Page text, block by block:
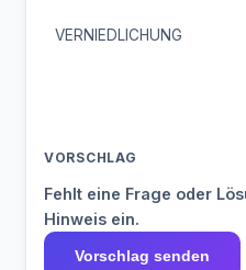
VERNIEDLICHUNG
VORSCHLAG
Fehlt eine Frage oder
Hinweis ein.
Vorschlag senden